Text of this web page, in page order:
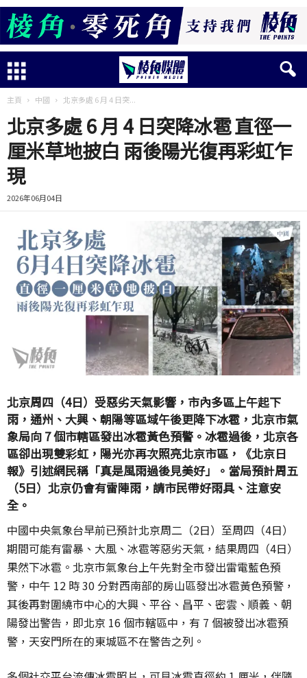
主頁 中國 北京多處 6 月 4 日突...
北京多處 6 月 4 日突降冰雹 直徑一
厘米草地披白 雨後陽光復再彩虹乍
現
2026年06月04日
北京周四（4日）受惡劣天氣影響，市內多區上午起下
雨，通州、大興、朝陽等區域午後更降下冰雹，北京市氣
象局向 7 個市轄區發出冰雹黃色預警。冰雹過後，北京各
區卻出現雙彩虹，陽光亦再次照亮北京市區，《北京日
報》引述網民稱「真是風雨過後見美好」。當局預計周五
（5日）北京仍會有雷陣雨，請市民帶好雨具、注意安
全。
中國中央氣象台早前已預計北京周二（2日）至周四（4日）
期間可能有雷暴、大風、冰雹等惡劣天氣，結果周四（4日）
果然下冰雹。北京市氣象台上午先對全市發出雷電藍色預
警，中午 12 時 30 分對西南部的房山區發出冰雹黃色預警，
其後再對圍繞市中心的大興、平谷、昌平、密雲、順義、朝
陽發出警告，即北京 16 個市轄區中，有 7 個被發出冰雹預
警，天安門所在的東城區不在警告之列。